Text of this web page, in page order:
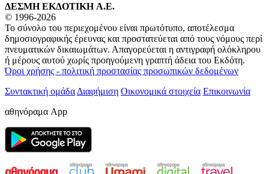
ΔΕΣΜΗ ΕΚΔΟΤΙΚΗ A.E.
© 1996-2026
Το σύνολο του περιεχομένου είναι πρωτότυπο, αποτέλεσμα
δημοσιογραφικής έρευνας και προστατεύεται από τους νόμους περί
πνευματικών δικαιωμάτων. Απαγορεύεται η αντιγραφή ολόκληρου
ή μέρους αυτού χωρίς προηγούμενη γραπτή άδεια του Εκδότη.
Όροι χρήσης - πολιτική προστασίας προσωπικών δεδομένων
Συντακτική ομάδα Διαφήμιση Οικονομικά στοιχεία Επικοινωνία
αθηνόραμα App